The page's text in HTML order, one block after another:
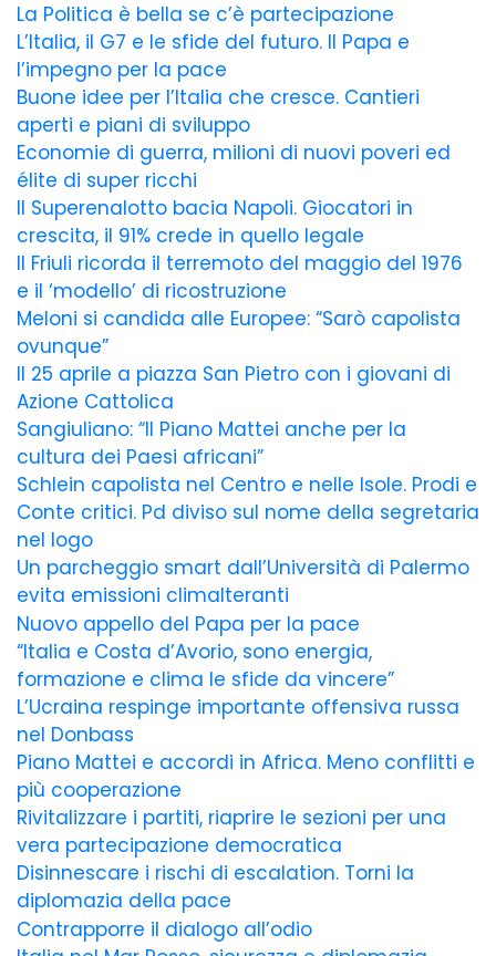
La Politica è bella se c’è partecipazione
L’Italia, il G7 e le sfide del futuro. Il Papa e
l’impegno per la pace
Buone idee per l’Italia che cresce. Cantieri
aperti e piani di sviluppo
Economie di guerra, milioni di nuovi poveri ed
élite di super ricchi
Il Superenalotto bacia Napoli. Giocatori in
crescita, il 91% crede in quello legale
Il Friuli ricorda il terremoto del maggio del 1976
e il ‘modello’ di ricostruzione
Meloni si candida alle Europee: “Sarò capolista
ovunque”
Il 25 aprile a piazza San Pietro con i giovani di
Azione Cattolica
Sangiuliano: “Il Piano Mattei anche per la
cultura dei Paesi africani”
Schlein capolista nel Centro e nelle Isole. Prodi e
Conte critici. Pd diviso sul nome della segretaria
nel logo
Un parcheggio smart dall’Università di Palermo
evita emissioni climalteranti
Nuovo appello del Papa per la pace
“Italia e Costa d’Avorio, sono energia,
formazione e clima le sfide da vincere”
L’Ucraina respinge importante offensiva russa
nel Donbass
Piano Mattei e accordi in Africa. Meno conflitti e
più cooperazione
Rivitalizzare i partiti, riaprire le sezioni per una
vera partecipazione democratica
Disinnescare i rischi di escalation. Torni la
diplomazia della pace
Contrapporre il dialogo all’odio